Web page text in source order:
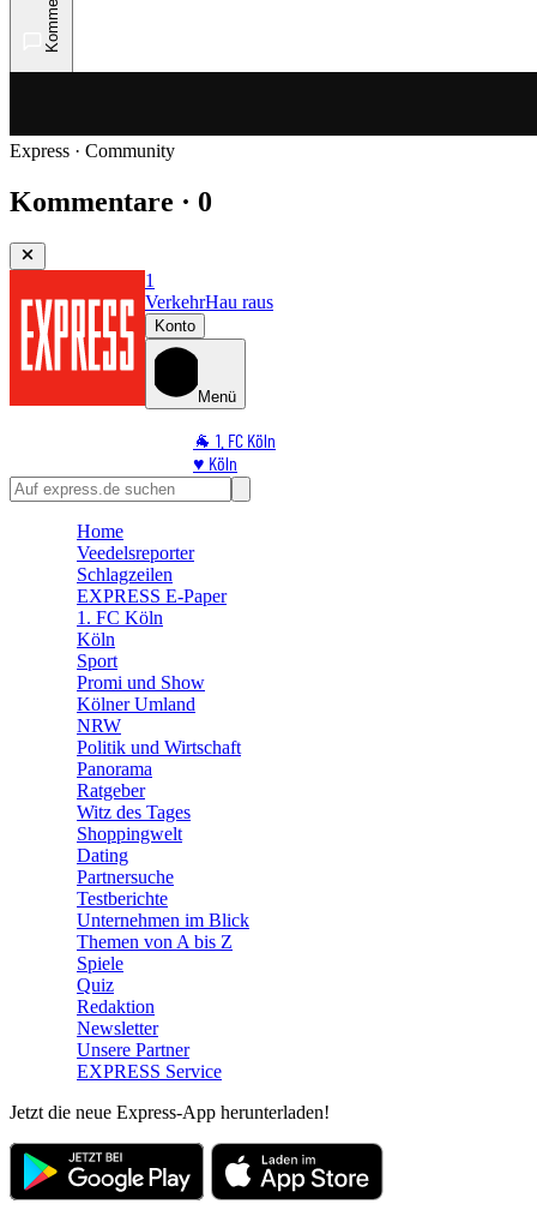
Express · Community
Kommentare · 0
1
VerkehrHau raus
Konto
Menü
🐐 1. FC Köln
♥️ Köln
⭐ Promi
🛒 Shoppingwelt
Home
Veedelsreporter
Schlagzeilen
EXPRESS E-Paper
1. FC Köln
Köln
Sport
Promi und Show
Kölner Umland
NRW
Politik und Wirtschaft
Panorama
Ratgeber
Witz des Tages
Shoppingwelt
Dating
Partnersuche
Testberichte
Unternehmen im Blick
Themen von A bis Z
Spiele
Quiz
Redaktion
Newsletter
Unsere Partner
EXPRESS Service
Jetzt die neue Express-App herunterladen!